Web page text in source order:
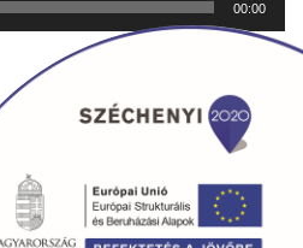
00:00
Minden jog fenntartva. •